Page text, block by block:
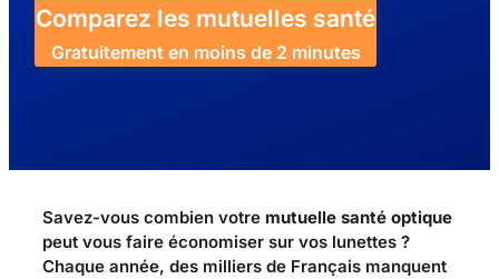
Comparez les mutuelles santé
Gratuitement en moins de 2 minutes
Savez-vous combien votre mutuelle santé optique
peut vous faire économiser sur vos lunettes ?
Chaque année, des milliers de Français manquent